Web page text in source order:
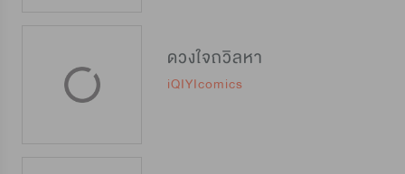
ดวงใจถวิลหา
iQIYIcomics